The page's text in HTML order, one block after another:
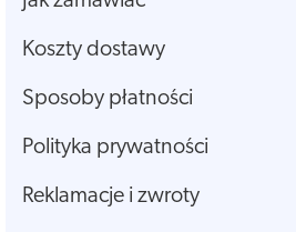
Koszty dostawy
Sposoby płatności
Polityka prywatności
Reklamacje i zwroty